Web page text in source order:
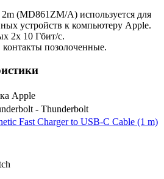
(MD861ZM/A) используется для
устройств к компьютеру Apple.
2х 10 Гбит/с.
позолоченные.
Apple
- Thunderbolt
Fast Charger to USB-C Cable (1 m)